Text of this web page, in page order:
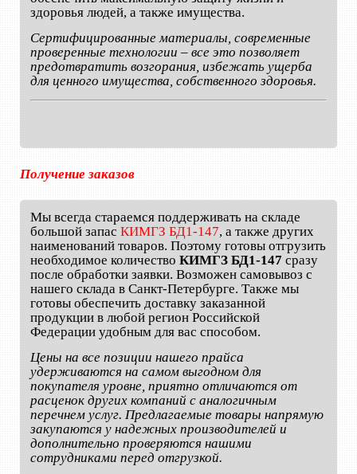
здоровья людей, а также имущества.
Сертифицированные материалы, современные
проверенные технологии – все это позволяет
предотвратить возгорания, избежать ущерба
для ценного имущества, собственного здоровья.
Получение заказов
Мы всегда стараемся поддерживать на складе
большой запас КИМГЗ БД1-147, а также других
наименований товаров. Поэтому готовы отгрузить
необходимое количество КИМГЗ БД1-147 сразу
после обработки заявки. Возможен самовывоз с
нашего склада в Санкт-Петербурге. Также мы
готовы обеспечить доставку заказанной
продукции в любой регион Российской
Федерации удобным для вас способом.
Цены на все позиции нашего прайса
удерживаются на самом выгодном для
покупателя уровне, приятно отличаются от
расценок других компаний с аналогичным
перечнем услуг. Предлагаемые товары напрямую
закупаются у надежных производителей и
дополнительно проверяются нашими
сотрудниками перед отгрузкой.